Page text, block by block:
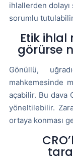
ihlallerden
sorumlu
Etik
görürse
Gönüllü,
mahkemesinde
açabilir. Bu dava
yöneltilebilir.
ortaya konması